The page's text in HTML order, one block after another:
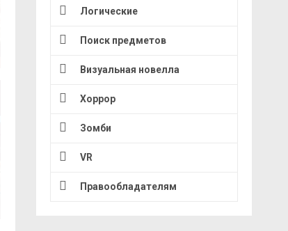
Логические
Поиск предметов
Визуальная новелла
Хоррор
Зомби
VR
Правообладателям